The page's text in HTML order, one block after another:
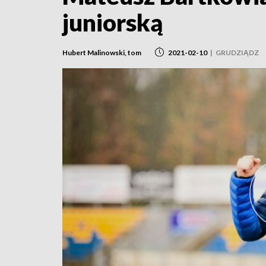
juniorską
Hubert Malinowski, tom 2021-02-10 | GRUDZIĄDZ